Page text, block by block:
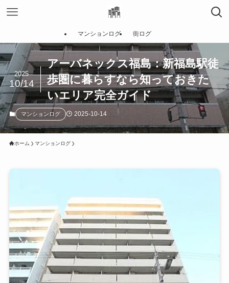
マンションログ 街ログ
アーバネックス福島：新福島駅徒
歩圏に暮らすなら知っておきた
いエリア完全ガイド
2025
10/14
マンションログ 2025-10-14
ホーム マンションログ